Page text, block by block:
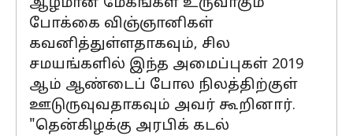
போக்கை விஞ்ஞானிகள்
கவனித்துள்ளதாகவும், சில
சமயங்களில் இந்த அமைப்புகள் 2019
ஆம் ஆண்டைப் போல நிலத்திற்குள்
ஊடுருவுவதாகவும் அவர் கூறினார்.
"தென்கிழக்கு அரபிக் கடல்